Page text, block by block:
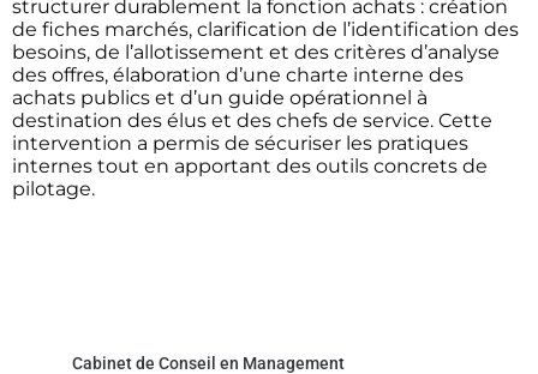
structurer durablement la fonction achats : création
de fiches marchés, clarification de l’identification des
besoins, de l’allotissement et des critères d’analyse
des offres, élaboration d’une charte interne des
achats publics et d’un guide opérationnel à
destination des élus et des chefs de service. Cette
intervention a permis de sécuriser les pratiques
internes tout en apportant des outils concrets de
pilotage.
Cabinet de Conseil en Management